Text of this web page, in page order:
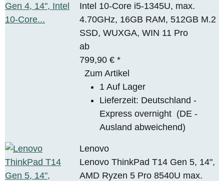
Intel 10-Core i5-1345U, max.
4.70GHz, 16GB RAM, 512GB M.2
SSD, WUXGA, WIN 11 Pro
ab
799,90 €*
Zum Artikel
1 Auf Lager
Lieferzeit: Deutschland -
Express overnight (DE -
Ausland abweichend)
Lenovo
Lenovo ThinkPad T14 Gen 5, 14",
AMD Ryzen 5 Pro 8540U max.